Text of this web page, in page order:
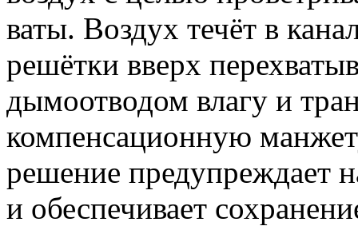
ваты. Воздух течёт в
решётки вверх
дымоотводом влагу и
компенсационную
решение предупреждает
и обеспечивает